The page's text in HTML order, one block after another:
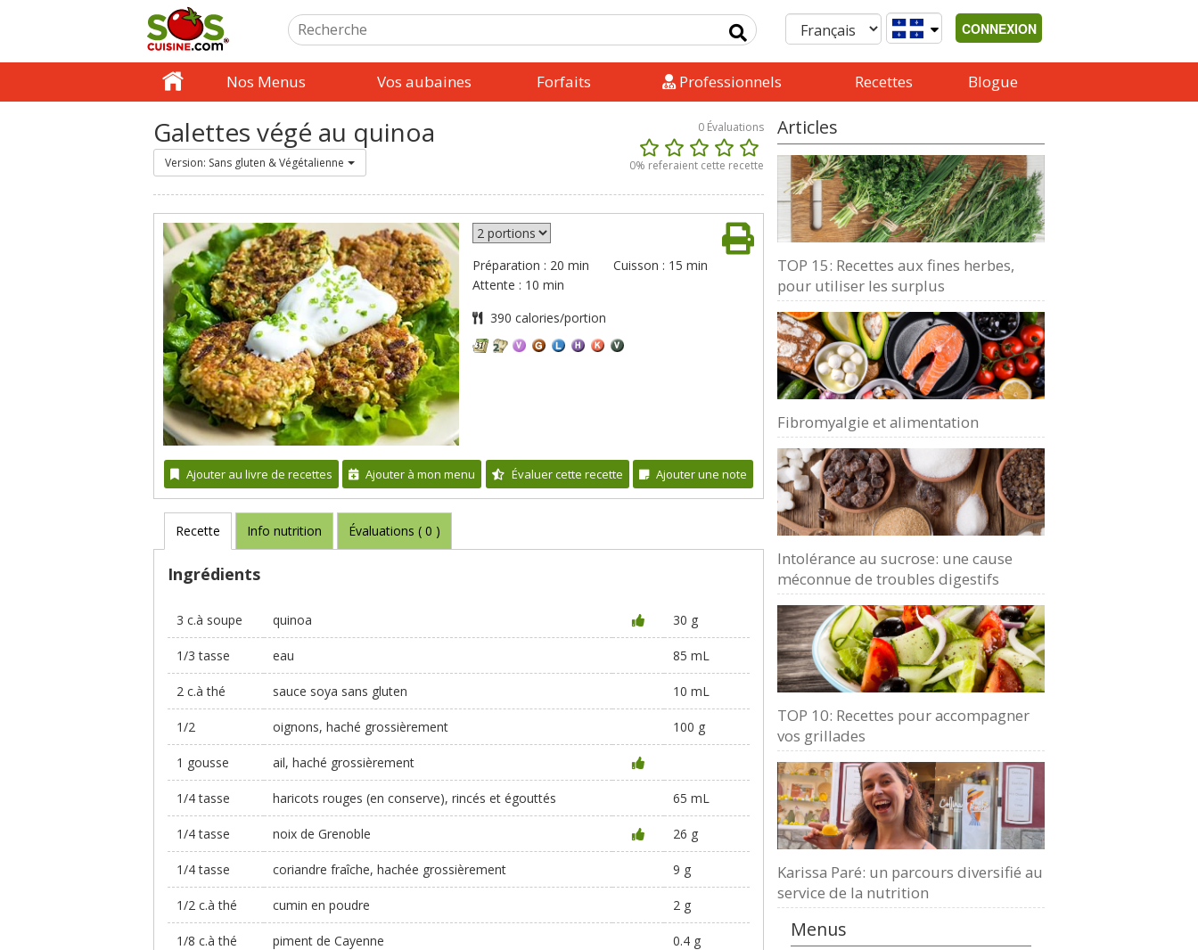
CONNEXION
Nos Menus Vos aubaines Forfaits Professionnels Recettes Blogue
Galettes végé au quinoa
Version: Sans gluten & Végétalienne
0 Évaluations
0% referaient cette recette
Préparation : 20 min
Cuisson : 15 min
Attente : 10 min
390 calories/portion
Ajouter au livre de recettes Ajouter à mon menu Évaluer cette recette Ajouter une note
Recette Info nutrition Évaluations ( 0 )
Ingrédients
3 c.à soupe quinoa 30 g
1/3 tasse eau 85 mL
2 c.à thé sauce soya sans gluten 10 mL
1/2 oignons, haché grossièrement 100 g
1 gousse ail, haché grossièrement
1/4 tasse haricots rouges (en conserve), rincés et égouttés 65 mL
1/4 tasse noix de Grenoble 26 g
1/4 tasse coriandre fraîche, hachée grossièrement 9 g
1/2 c.à thé cumin en poudre 2 g
1/8 c.à thé piment de Cayenne 0.4 g
Articles
TOP 15: Recettes aux fines herbes,
pour utiliser les surplus
Fibromyalgie et alimentation
Intolérance au sucrose: une cause
méconnue de troubles digestifs
TOP 10: Recettes pour accompagner
vos grillades
Karissa Paré: un parcours diversifié au
service de la nutrition
Menus